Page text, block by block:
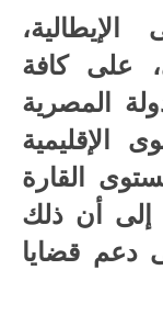
على كافة
المصرية
القارة
إلى أن ذلك
قضايا